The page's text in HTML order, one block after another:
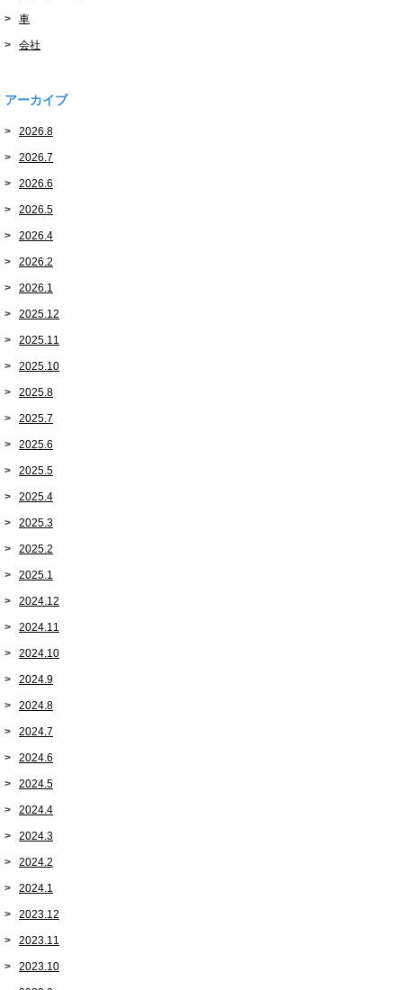
車
会社
アーカイブ
2026.8
2026.7
2026.6
2026.5
2026.4
2026.2
2026.1
2025.12
2025.11
2025.10
2025.8
2025.7
2025.6
2025.5
2025.4
2025.3
2025.2
2025.1
2024.12
2024.11
2024.10
2024.9
2024.8
2024.7
2024.6
2024.5
2024.4
2024.3
2024.2
2024.1
2023.12
2023.11
2023.10